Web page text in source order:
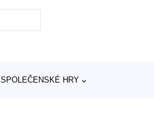
SPOLEČENSKÉ HRY